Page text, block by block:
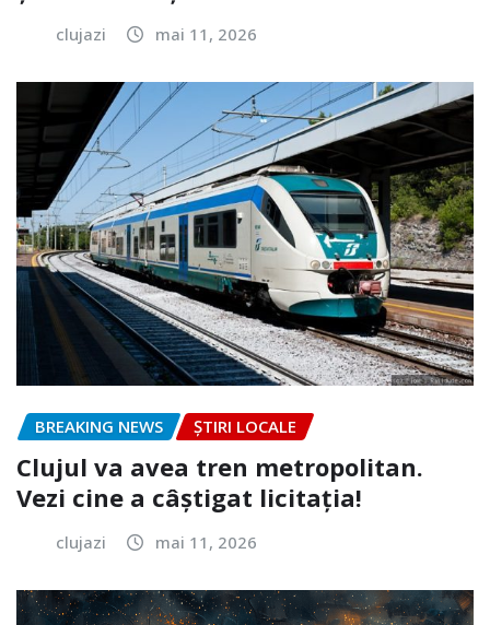
clujazi mai 11, 2026
BREAKING NEWS ȘTIRI LOCALE
Clujul va avea tren metropolitan.
Vezi cine a câștigat licitația!
clujazi mai 11, 2026